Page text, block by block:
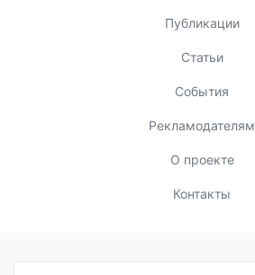
Публикации
Статьи
События
Рекламодателям
О проекте
Контакты